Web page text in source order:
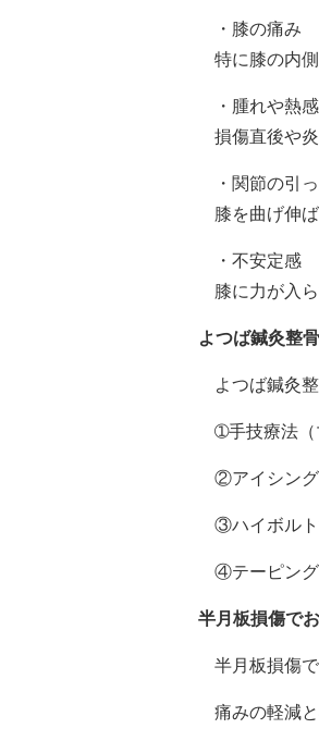
・膝の痛み
特に膝の内
・腫れや熱感
損傷直後や
・関節の引
膝を曲げ伸
・不安定感
膝に力が入
よつば鍼灸整
よつば鍼灸
➀手技療法（
②アイシン
③ハイボルト
④テーピング
半月板損傷で
半月板損傷
痛みの軽減